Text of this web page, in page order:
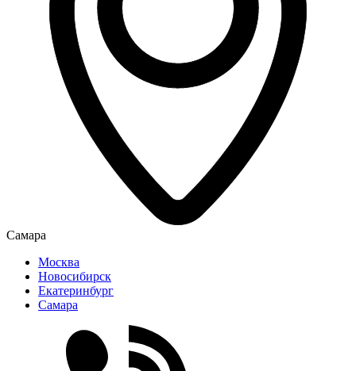
Самара
Москва
Новосибирск
Екатеринбург
Самара